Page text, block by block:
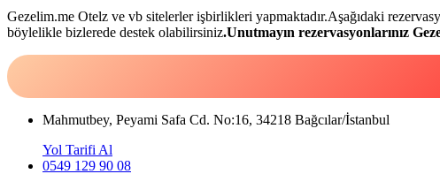
Gezelim.me Otelz ve vb sitelerler işbirlikleri yapmaktadır.Aşağıdaki
böylelikle bizlerede destek olabilirsiniz.Unutmayın rezervasyonlarınız
Mahmutbey, Peyami Safa Cd. No:16, 34218 Bağcılar/İstanbul
Yol Tarifi Al
0549 129 90 08